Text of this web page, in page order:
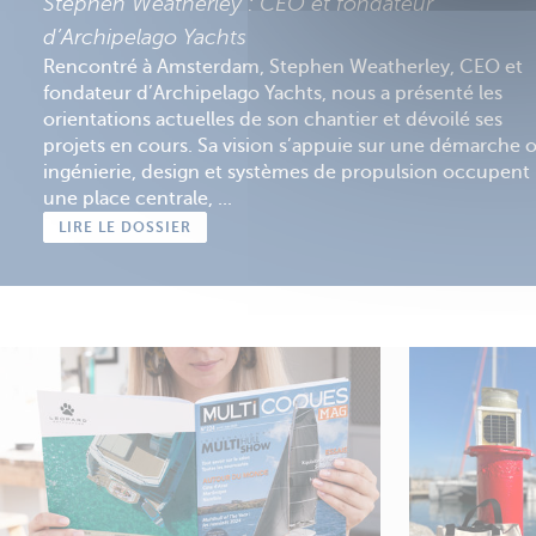
d’Archipelago Yachts
Rencontré à Amsterdam, Stephen Weatherley, CEO et
fondateur d’Archipelago Yachts, nous a présenté les
orientations actuelles de son chantier et dévoilé ses
projets en cours. Sa vision s’appuie sur une démarche
ingénierie, design et systèmes de propulsion occupent
une place centrale, ...
LIRE LE DOSSIER